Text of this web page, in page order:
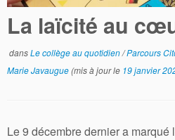
La laïcité au
dansLe collège au quotidien/Parcours
Marie Javaugue(mis à jour le 19 janvier
Le 9 décembre dernier a